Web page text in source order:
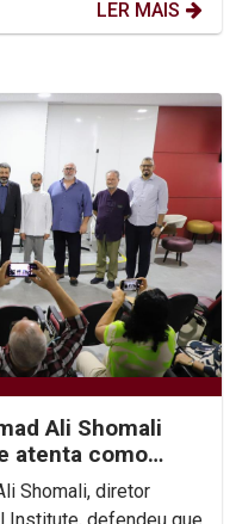
LER MAIS
Ali Shomali
atenta como
Shomali, diretor